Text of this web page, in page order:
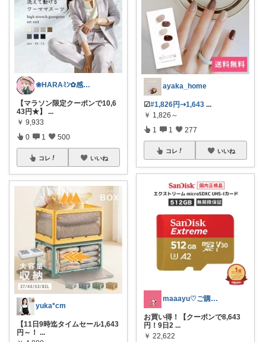
❀HARAﾐﾝ✿感謝です💐✨
【マラソン限定クーポンで10,6
43円★】
...
￥ 9,933
0 1 500
コレ いいね
yuka*cm
【11日9時迄タイムセール1,643
円～！ ...
ayaka_home
︎︎︎︎︎︎☑︎#1,826円⇢1,643 ...
￥ 1,826～
1 1 277
コレ いいね
maaayu♡ご購入感謝です♡♡♡
お買い得！【クーポンで8,643
円！9日2 ...
￥ 22,622